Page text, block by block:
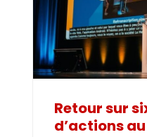
Retour sur
d’actions